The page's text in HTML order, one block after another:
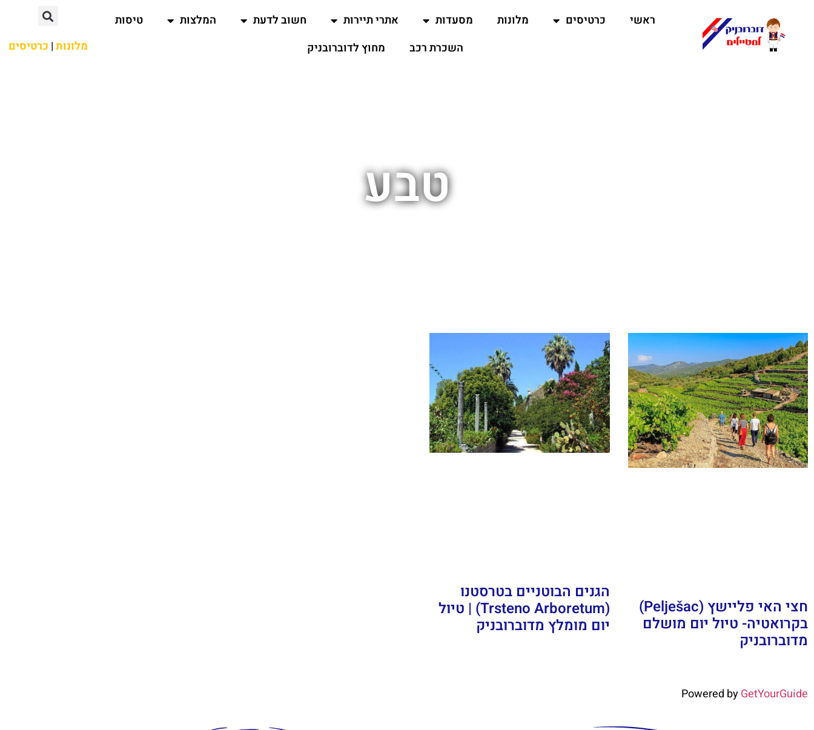
ראשי כרטיסים מלונות מסעדות אתרי תיירות חשוב לדעת המלצות
טיסות
השכרת רכב
מחוץ לדוברובניק מלונות| כרטיסים
טבע
חצי האי פליישץ (Pelješac)
בקרואטיה- טיול יום מושלם
מדוברובניק
הגנים הבוטניים בטרסטנו
(Trsteno Arboretum) | טיול
יום מומלץ מדוברובניק
Powered byGetYourGuide